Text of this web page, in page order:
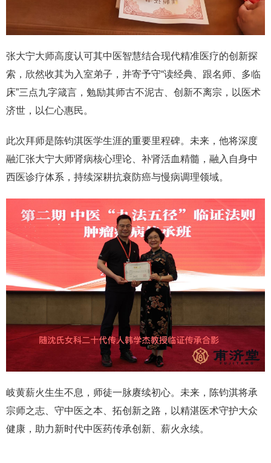
张大宁大师高度认可其中医智慧结合现代精准医疗的创新探
索，欣然收其为入室弟子，并寄予守“读经典、跟名师、多临
床”三点九字箴言，勉励其师古不泥古、创新不离宗，以医术
济世，以仁心惠民。
此次拜师是陈钧淇医学生涯的重要里程碑。未来，他将深度
融汇张大宁大师肾病核心理论、补肾活血精髓，融入自身中
西医诊疗体系，持续深耕抗衰防癌与慢病调理领域。
岐黄薪火生生不息，师徒一脉赓续初心。未来，陈钧淇将承
宗师之志、守中医之本、拓创新之路，以精湛医术守护大众
健康，助力新时代中医药传承创新、薪火永续。